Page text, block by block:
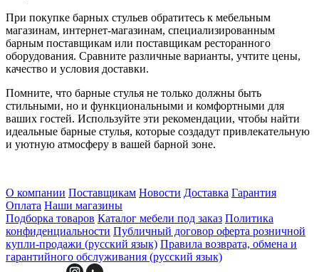
При покупке барных стульев обратитесь к мебельным
магазинам, интернет-магазинам, специализированным
барным поставщикам или поставщикам ресторанного
оборудования. Сравните различные варианты, учтите цены,
качество и условия доставки.
Помните, что барные стулья не только должны быть
стильными, но и функциональными и комфортными для
ваших гостей. Используйте эти рекомендации, чтобы найти
идеальные барные стулья, которые создадут привлекательную
и уютную атмосферу в вашей барной зоне.
О компании Поставщикам Новости Доставка Гарантия
Оплата Наши магазины
Подборка товаров Каталог мебели под заказ Политика
конфиденциальности Публичный договор оферта розничной
купли-продажи (русский язык) Правила возврата, обмена и
гарантийного обслуживания (русский язык)